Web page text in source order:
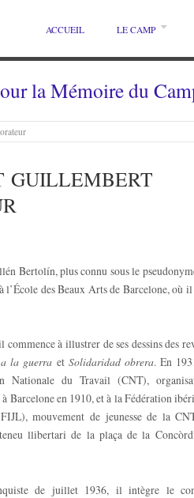
ACCUEIL LE CAMP
la Mémoire du
GUILLEMBERT
Bertolín, plus connu sous le
des Beaux Arts de Barcelone, où
commence à illustrer de ses dessins des
la guerra et Solidaridad obrera. En
Nationale du Travail (CNT),
Barcelone en 1910, et à la Fédération
mouvement de jeunesse de la
llibertari de la plaça de la
de juillet 1936, il intègre le